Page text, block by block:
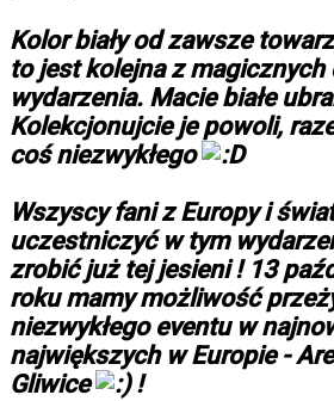
Kolor biały od zawsze
to jest kolejna z magicznych
wydarzenia. Macie białe
Kolekcjonujcie je powoli,
coś niezwykłego
Wszyscy fani z Europy i
uczestniczyć w tym
zrobić już tej jesieni ! 13
roku mamy możliwość
niezwykłego eventu w
największych w Europie -
Gliwice
!